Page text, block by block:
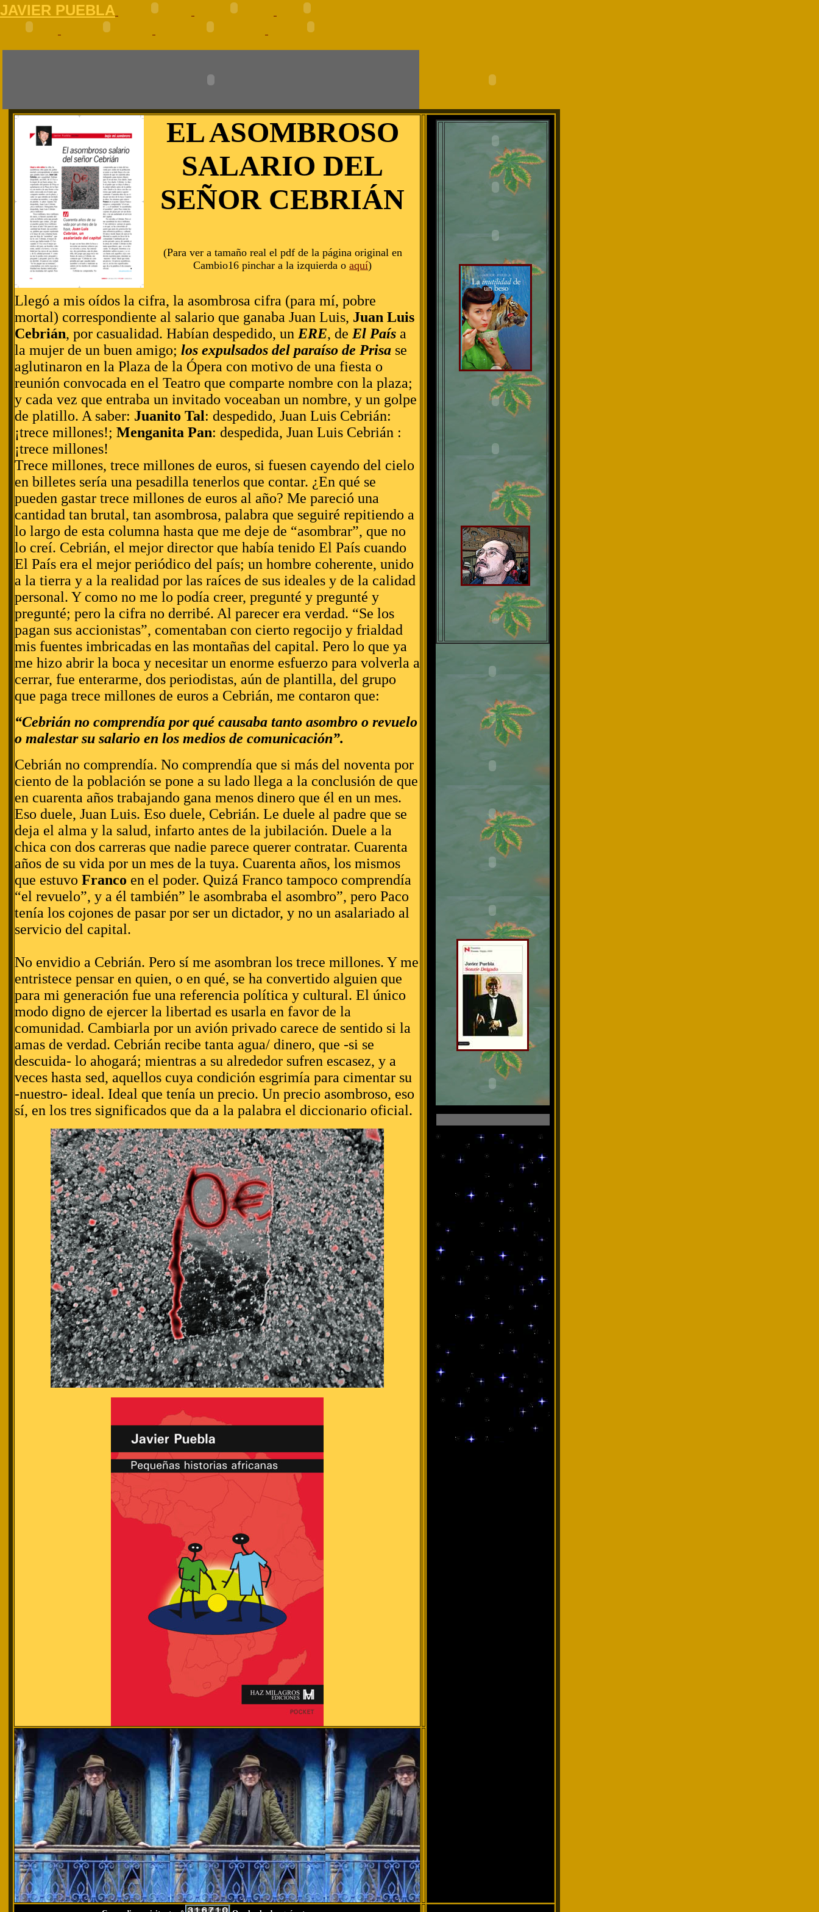
JAVIER PUEBLA
EL ASOMBROSO
SALARIO DEL
SEÑOR CEBRIÁN
(Para ver a tamaño real el pdf de la página original en
Cambio16 pinchar a la izquierda o aquí)
Llegó a mis oídos la cifra, la asombrosa cifra (para mí, pobre
mortal) correspondiente al salario que ganaba Juan Luis, Juan Luis
Cebrián, por casualidad. Habían despedido, un ERE, de El Paísa
la mujer de un buen amigo; los expulsados del paraíso de Prisase
aglutinaron en la Plaza de la Ópera con motivo de una fiesta o
reunión convocada en el Teatro que comparte nombre con la plaza;
y cada vez que entraba un invitado voceaban un nombre, y un golpe
de platillo. A saber: Juanito Tal: despedido, Juan Luis Cebrián:
¡trece millones!; Menganita Pan: despedida, Juan Luis Cebrián :
¡trece millones!
Trece millones, trece millones de euros, si fuesen cayendo del cielo
en billetes sería una pesadilla tenerlos que contar. ¿En qué se
pueden gastar trece millones de euros al año? Me pareció una
cantidad tan brutal, tan asombrosa, palabra que seguiré repitiendo a
lo largo de esta columna hasta que me deje de “asombrar”, que no
lo creí. Cebrián, el mejor director que había tenido El País cuando
El País era el mejor periódico del país; un hombre coherente, unido
a la tierra y a la realidad por las raíces de sus ideales y de la calidad
personal. Y como no me lo podía creer, pregunté y pregunté y
pregunté; pero la cifra no derribé. Al parecer era verdad. “Se los
pagan sus accionistas”, comentaban con cierto regocijo y frialdad
mis fuentes imbricadas en las montañas del capital. Pero lo que ya
me hizo abrir la boca y necesitar un enorme esfuerzo para volverla a
cerrar, fue enterarme, dos periodistas, aún de plantilla, del grupo
que paga trece millones de euros a Cebrián, me contaron que:
“Cebrián no comprendía por qué causaba tanto asombro o revuelo
o malestar su salario en los medios de comunicación”.
Cebrián no comprendía. No comprendía que si más del noventa por
ciento de la población se pone a su lado llega a la conclusión de que
en cuarenta años trabajando gana menos dinero que él en un mes.
Eso duele, Juan Luis. Eso duele, Cebrián. Le duele al padre que se
deja el alma y la salud, infarto antes de la jubilación. Duele a la
chica con dos carreras que nadie parece querer contratar. Cuarenta
años de su vida por un mes de la tuya. Cuarenta años, los mismos
que estuvo Franco en el poder. Quizá Franco tampoco comprendía
“el revuelo”, y a él también” le asombraba el asombro”, pero Paco
tenía los cojones de pasar por ser un dictador, y no un asalariado al
servicio del capital.
No envidio a Cebrián. Pero sí me asombran los trece millones. Y me
entristece pensar en quien, o en qué, se ha convertido alguien que
para mi generación fue una referencia política y cultural. El único
modo digno de ejercer la libertad es usarla en favor de la
comunidad. Cambiarla por un avión privado carece de sentido si la
amas de verdad. Cebrián recibe tanta agua/ dinero, que -si se
descuida- lo ahogará; mientras a su alrededor sufren escasez, y a
veces hasta sed, aquellos cuya condición esgrimía para cimentar su
-nuestro- ideal. Ideal que tenía un precio. Un precio asombroso, eso
sí, en los tres significados que da a la palabra el diccionario oficial.